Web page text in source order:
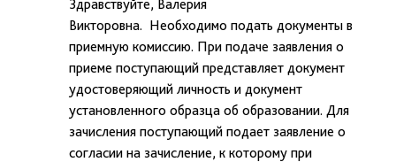
Здравствуйте, Валерия
Викторовна. Необходимо подать документы в
приемную комиссию. При подаче заявления о
приеме поступающий представляет документ
удостоверяющий личность и документ
установленного образца об образовании. Для
зачисления поступающий подает заявление о
согласии на зачисление, к которому при